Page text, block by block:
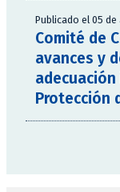
Publicado el 05
Comité de
avances y
Protección